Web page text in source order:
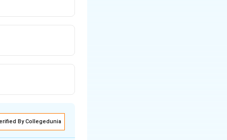
By Collegedunia